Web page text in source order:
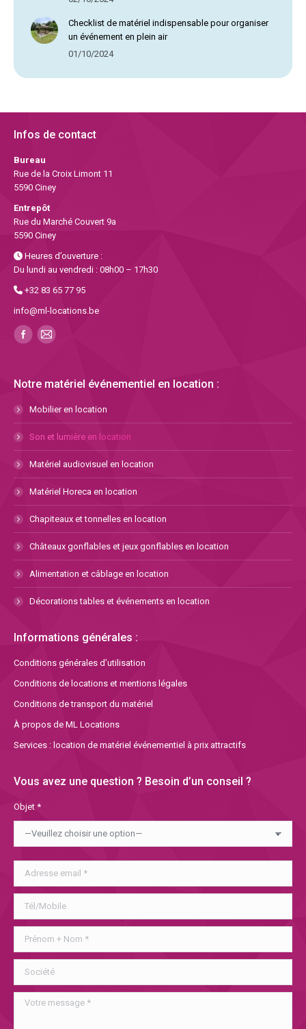
Checklist de matériel indispensable pour organiser
un événement en plein air
01/10/2024
Infos de contact
Bureau
Rue de la Croix Limont 11
5590 Ciney
Entrepôt
Rue du Marché Couvert 9a
5590 Ciney
Heures d’ouverture :
Du lundi au vendredi : 08h00 – 17h30
+32 83 65 77 95
info@ml-locations.be
Notre matériel événementiel en location :
Mobilier en location
Son et lumière en location
Matériel audiovisuel en location
Matériel Horeca en location
Chapiteaux et tonnelles en location
Châteaux gonflables et jeux gonflables en location
Alimentation et câblage en location
Décorations tables et événements en location
Informations générales :
Conditions générales d’utilisation
Conditions de locations et mentions légales
Conditions de transport du matériel
À propos de ML Locations
Services : location de matériel événementiel à prix attractifs
Vous avez une question ? Besoin d’un conseil ?
Objet *